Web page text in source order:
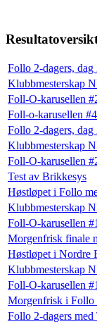
Follo 2-dagers,
Klubbmesterskap
Foll-O-karusellen
Foll-o-karusellen
Follo 2-dagers, dag
Klubbmesterskap
Foll-O-karusellen
Test av Brikkesys
Høstløpet i Follo
Klubbmesterskap
Foll-O-karusellen
Morgenfrisk finale
Høstløpet i Nordre
Klubbmesterskap
Foll-O-karusellen
Morgenfrisk i Follo
Follo 2-dagers